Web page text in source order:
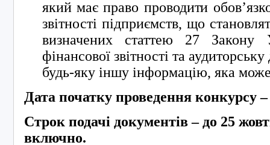
який має право проводити
звітності підприємств, що
визначених статтею 27 Закону
фінансової звітності та аудиторську
будь-яку іншу інформацію, яка
Дата початку проведення конкурсу
Строк подачі документів – до 25
включно.